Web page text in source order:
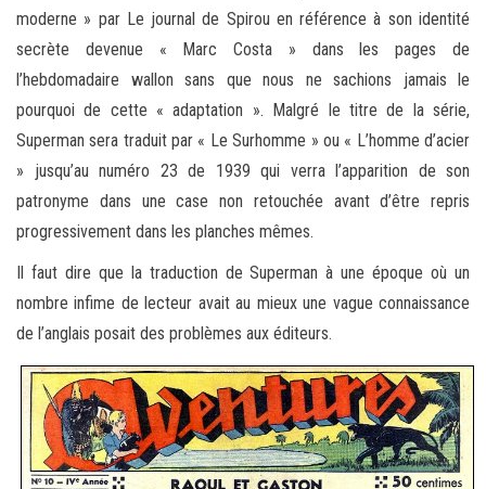
moderne » par Le journal de Spirou en référence à son identité
secrète devenue « Marc Costa » dans les pages de
l’hebdomadaire wallon sans que nous ne sachions jamais le
pourquoi de cette « adaptation ». Malgré le titre de la série,
Superman sera traduit par « Le Surhomme » ou « L’homme d’acier
» jusqu’au numéro 23 de 1939 qui verra l’apparition de son
patronyme dans une case non retouchée avant d’être repris
progressivement dans les planches mêmes.
Il faut dire que la traduction de Superman à une époque où un
nombre infime de lecteur avait au mieux une vague connaissance
de l’anglais posait des problèmes aux éditeurs.